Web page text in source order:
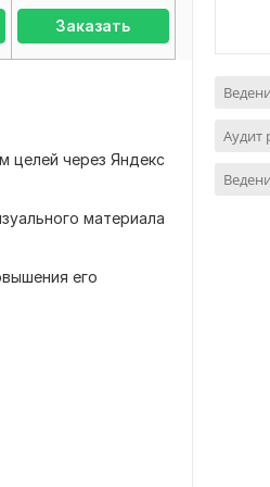
Заказать
целей через Яндекс
материала
его
Аудит